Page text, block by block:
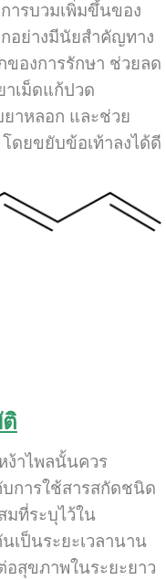
ารบวมเพิ่มขึ้นของ
อย่างมีนัยสำคัญทาง
ของการรักษา ช่วยลด
เม็ดแก้ปวด
ยาหลอก และช่วย
ดยขยับข้อเท้าลงได้ดี
ง้าไพลนั้นควร
บการใช้สารสกัดชนิด
มที่ระบุไว้ใน
เป็นระยะเวลานาน
อสุขภาพในระยะยาว